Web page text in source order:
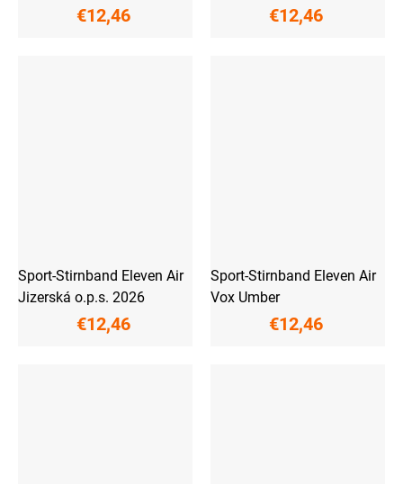
€12,46 €12,46
Sport-Stirnband Eleven Air
Jizerská o.p.s. 2026
€12,46
Sport-Stirnband Eleven Air
Vox Umber
€12,46